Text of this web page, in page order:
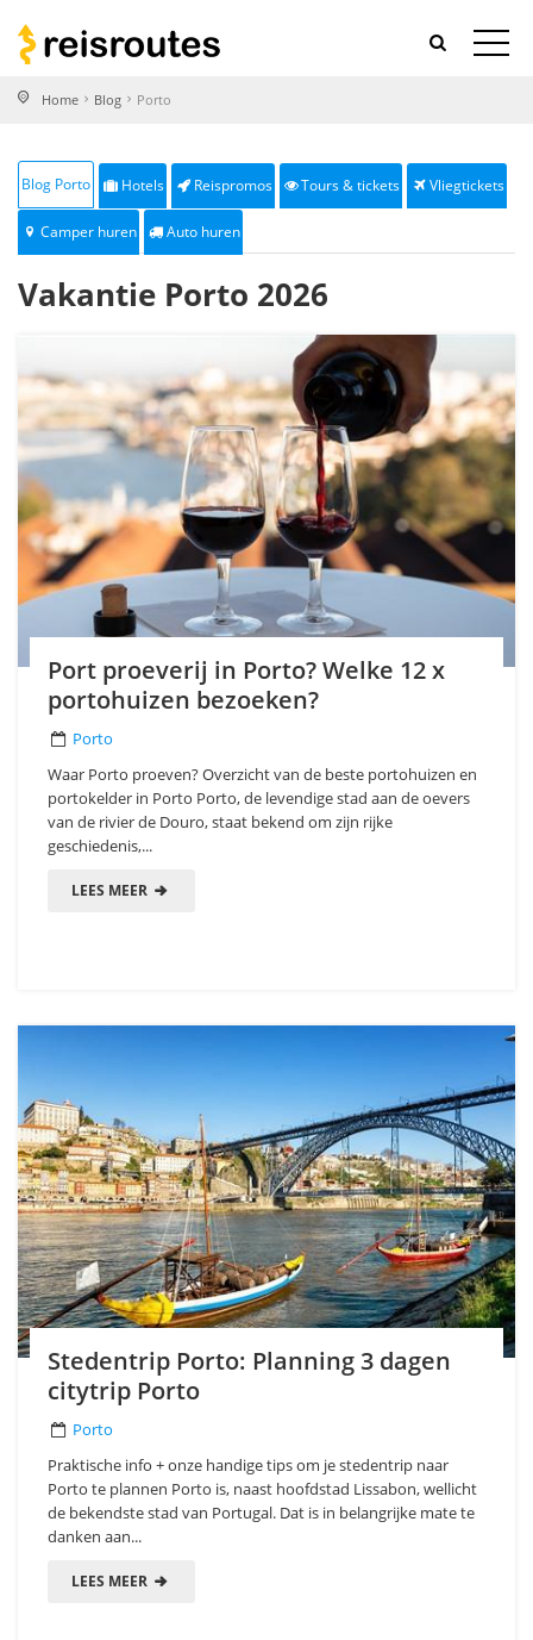
Home Blog Porto
Blog Porto Hotels Reispromos Tours & tickets Vliegtickets
Camper huren Auto huren
Vakantie Porto 2026
Port proeverij in Porto? Welke 12 x
portohuizen bezoeken?
Porto
Waar Porto proeven? Overzicht van de beste portohuizen en
portokelder in Porto Porto, de levendige stad aan de oevers
van de rivier de Douro, staat bekend om zijn rijke
geschiedenis,...
LEES MEER
Stedentrip Porto: Planning 3 dagen
citytrip Porto
Porto
Praktische info + onze handige tips om je stedentrip naar
Porto te plannen Porto is, naast hoofdstad Lissabon, wellicht
de bekendste stad van Portugal. Dat is in belangrijke mate te
danken aan...
LEES MEER